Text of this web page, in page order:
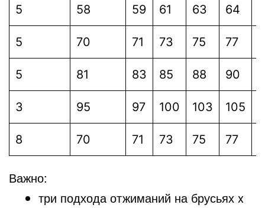
5 58 59 61 63 64
5 70 71 73 75 77
5 81 83 85 88 90
3 95 97 100 103 105
8 70 71 73 75 77
Важно:
три подхода отжиманий на брусьях x